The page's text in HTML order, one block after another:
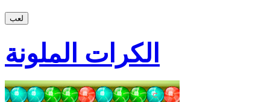
لعب
الكرات الملونة